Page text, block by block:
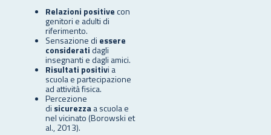
Relazioni positivecon
genitori e adulti di
riferimento.
Sensazione di essere
consideratidagli
insegnanti e dagli amici.
Risultati positivi a
scuola e partecipazione
ad attività fisica.
Percezione
di sicurezzaa scuola e
nel vicinato (Borowski et
al., 2013).